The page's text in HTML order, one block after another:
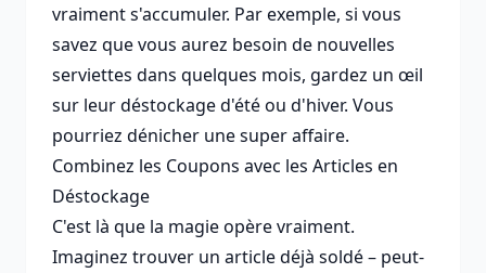
vraiment s'accumuler. Par exemple, si vous
savez que vous aurez besoin de nouvelles
serviettes dans quelques mois, gardez un œil
sur leur déstockage d'été ou d'hiver. Vous
pourriez dénicher une super affaire.
Combinez les Coupons avec les Articles en
Déstockage
C'est là que la magie opère vraiment.
Imaginez trouver un article déjà soldé – peut-